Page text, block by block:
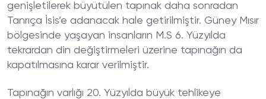
genişletilerek büyütülen tapınak daha sonradan
Tanrıça İsis’e adanacak hale getirilmiştir. Güney Mısır
bölgesinde yaşayan insanların M.S 6. Yüzyılda
tekrardan din değiştirmeleri üzerine tapınağın da
kapatılmasına karar verilmiştir.
Tapınağın varlığı 20. Yüzyılda büyük tehlikeye